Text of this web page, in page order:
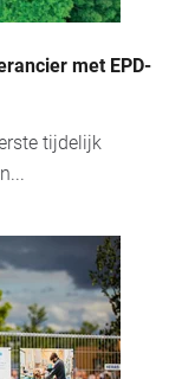
met EPD-
tijdelijk